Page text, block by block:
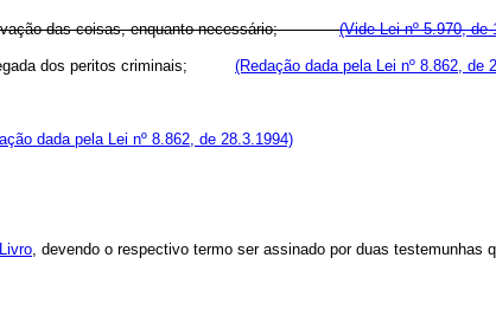
das coisas, enquanto necessário; (Vide Lei nº 5.970, de
chegada dos peritos criminais; (Redação dada pela Lei nº 8.862, de
dada pela Lei nº 8.862, de 28.3.1994)
, devendo o respectivo termo ser assinado por duas testemunhas